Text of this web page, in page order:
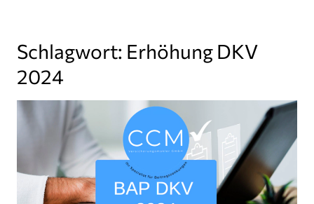
Schlagwort: Erhöhung DKV
2024